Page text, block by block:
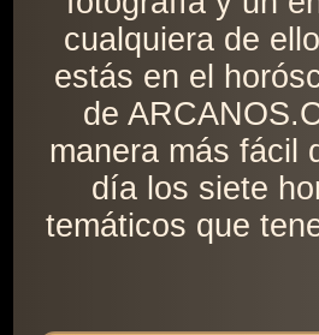
cualquiera de
estás en el
de
manera más fácil
día los siete
temáticos que